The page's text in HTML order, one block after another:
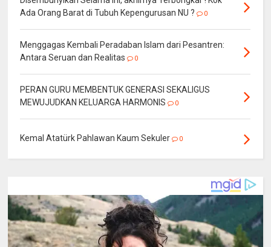
Ada Orang Barat di Tubuh Kepengurusan NU ?
0
Menggagas Kembali Peradaban Islam dari Pesantren:
Antara Seruan dan Realitas
0
PERAN GURU MEMBENTUK GENERASI SEKALIGUS
MEWUJUDKAN KELUARGA HARMONIS
0
Kemal Atatürk Pahlawan Kaum Sekuler 0